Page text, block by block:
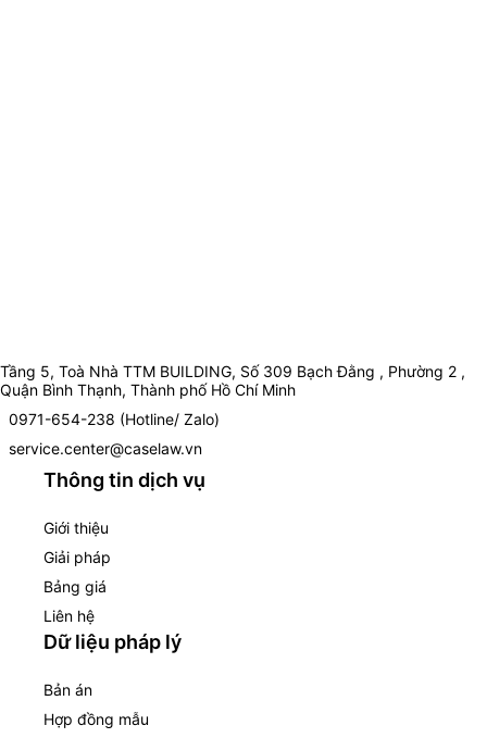
Tầng 5, Toà Nhà TTM BUILDING, Số 309 Bạch Đằng , Phường 2 ,
Quận Bình Thạnh, Thành phố Hồ Chí Minh
0971-654-238 (Hotline/ Zalo)
service.center@caselaw.vn
Thông tin dịch vụ
Giới thiệu
Giải pháp
Bảng giá
Liên hệ
Dữ liệu pháp lý
Bản án
Hợp đồng mẫu